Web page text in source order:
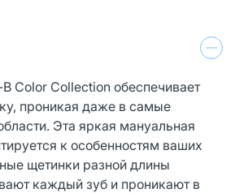
Color Collection обеспечивает
проникая даже в самые
Эта яркая мануальная
к особенностям ваших
щетинки разной длины
каждый зуб и проникают в